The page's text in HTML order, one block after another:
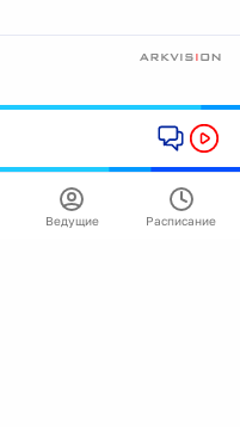
Ведущие Расписание